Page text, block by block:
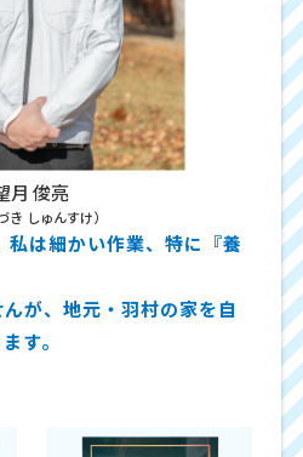
月 俊亮
き しゅんすけ）
は細かい作業、特に『養
が、地元・羽村の家を自
す。